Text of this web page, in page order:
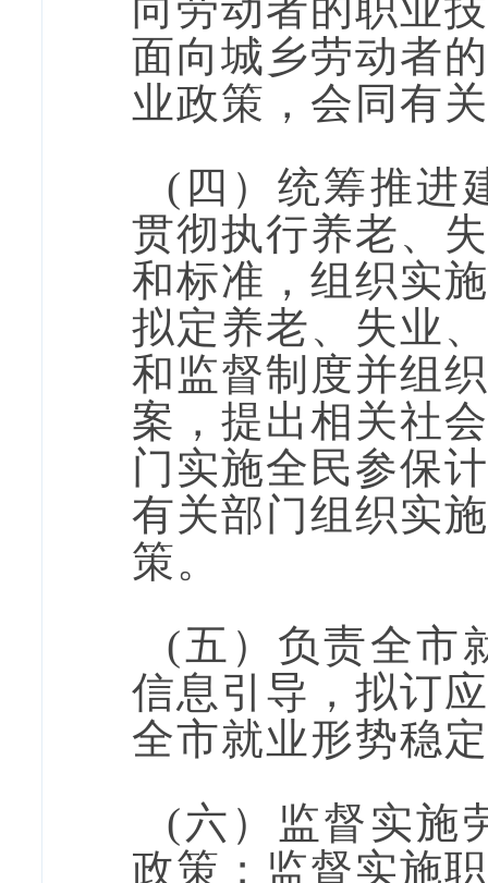
面向城乡劳动者
业政策，会同有
( 四 ） 统筹推进
贯彻执行养老、
和标准，组织实
拟定养老、失业
和监督制度并组
案，提出相关社
门实施全民参保
有关部门组织实
策。
(五 ）负责全市
信息引导，拟订
全市就业形势稳
(六 ） 监督实施
政策；监督实施